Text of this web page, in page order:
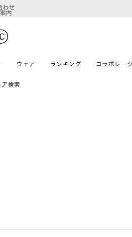
わせ
内
ウェア ランキング コラボレー
ア検索